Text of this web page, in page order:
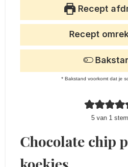
Recept
5 van 1 stem
Recept
* Bakstand voorkomt dat je
Chocolate chip